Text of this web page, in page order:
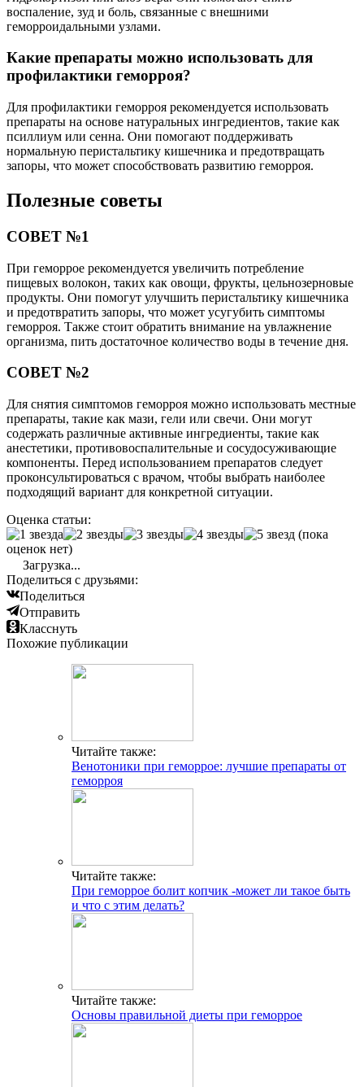
воспаление, зуд и боль, связанные с внешними
геморроидальными узлами.
Какие препараты можно использовать для
профилактики геморроя?
Для профилактики геморроя рекомендуется использовать
препараты на основе натуральных ингредиентов, такие как
псиллиум или сенна. Они помогают поддерживать
нормальную перистальтику кишечника и предотвращать
запоры, что может способствовать развитию геморроя.
Полезные советы
СОВЕТ №1
При геморрое рекомендуется увеличить потребление
пищевых волокон, таких как овощи, фрукты, цельнозерновые
продукты. Они помогут улучшить перистальтику кишечника
и предотвратить запоры, что может усугубить симптомы
геморроя. Также стоит обратить внимание на увлажнение
организма, пить достаточное количество воды в течение дня.
СОВЕТ №2
Для снятия симптомов геморроя можно использовать местные
препараты, такие как мази, гели или свечи. Они могут
содержать различные активные ингредиенты, такие как
анестетики, противовоспалительные и сосудосуживающие
компоненты. Перед использованием препаратов следует
проконсультироваться с врачом, чтобы выбрать наиболее
подходящий вариант для конкретной ситуации.
Оценка статьи:
(пока
оценок нет)
Загрузка...
Поделиться с друзьями:
Поделиться
Отправить
Класснуть
Похожие публикации
Читайте также:
Венотоники при геморрое: лучшие препараты от
геморроя
Читайте также:
При геморрое болит копчик -может ли такое быть
и что с этим делать?
Читайте также:
Основы правильной диеты при геморрое